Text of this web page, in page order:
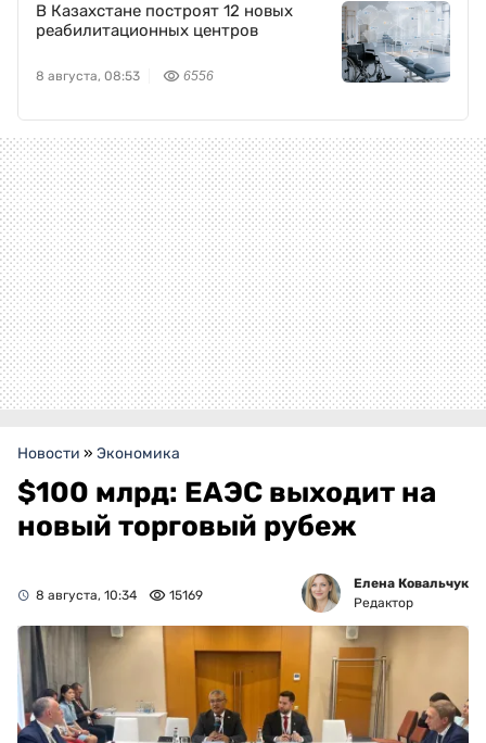
В Казахстане построят 12 новых
реабилитационных центров
8 августа, 08:53 6556
Новости » Экономика
$100 млрд: ЕАЭС выходит на
новый торговый рубеж
8 августа, 10:34 15169
Елена Ковальчук
Редактор